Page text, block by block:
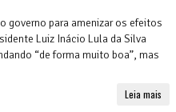
governo para amenizar os efeitos
Luiz Inácio Lula da Silva
“de forma muito boa”, mas
Leia mais